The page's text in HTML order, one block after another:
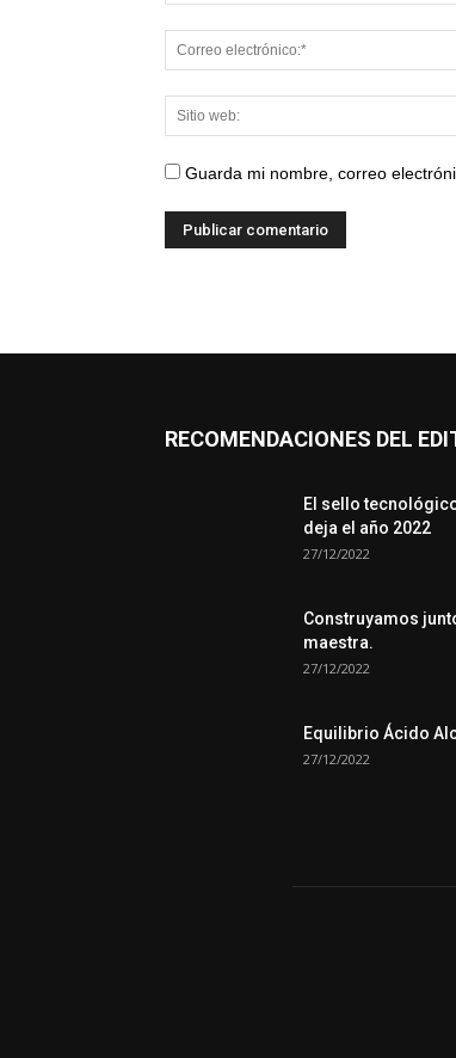
Guarda mi nombre, correo
RECOMENDACIONES DEL
El sello
deja el año 2022
27/12/2022
Construyamos
maestra.
27/12/2022
Equilibrio Ácido
27/12/2022